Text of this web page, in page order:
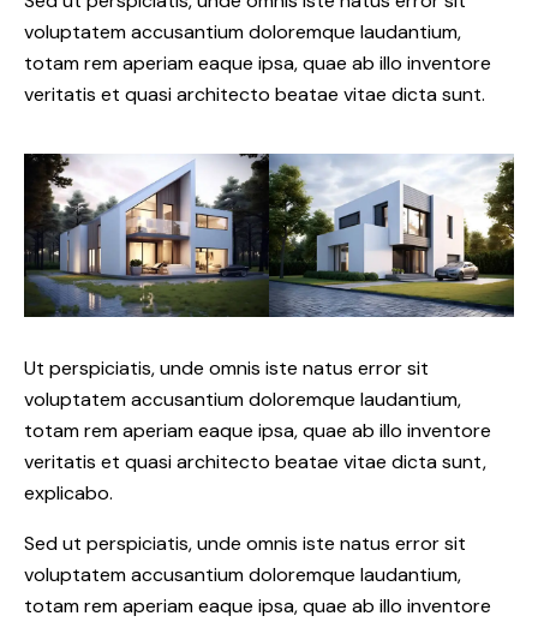
voluptatem accusantium doloremque laudantium,
totam rem aperiam eaque ipsa, quae ab illo inventore
veritatis et quasi architecto beatae vitae dicta sunt.
Ut perspiciatis, unde omnis iste natus error sit
voluptatem accusantium doloremque laudantium,
totam rem aperiam eaque ipsa, quae ab illo inventore
veritatis et quasi architecto beatae vitae dicta sunt,
explicabo.
Sed ut perspiciatis, unde omnis iste natus error sit
voluptatem accusantium doloremque laudantium,
totam rem aperiam eaque ipsa, quae ab illo inventore